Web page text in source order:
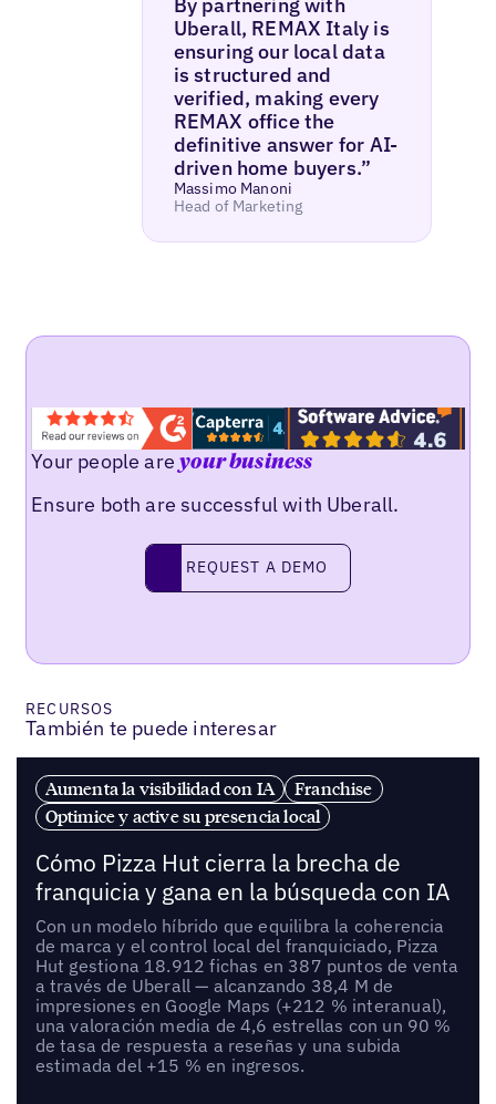
Uberall, REMAX Italy is
ensuring our local data
is structured and
verified, making every
REMAX office the
definitive answer for AI-
driven home buyers.”
Massimo Manoni
Head of Marketing
Your people areyour business
Ensure both are successful with Uberall.
request a demo
REQUEST A DEMO
RECURSOS
También te puede interesar
Aumenta la visibilidad con IA
Franchise
Optimice y active su presencia local
Cómo Pizza Hut cierra la brecha de
franquicia y gana en la búsqueda con IA
Con un modelo híbrido que equilibra la coherencia
de marca y el control local del franquiciado, Pizza
Hut gestiona 18.912 fichas en 387 puntos de venta
a través de Uberall — alcanzando 38,4 M de
impresiones en Google Maps (+212 % interanual),
una valoración media de 4,6 estrellas con un 90 %
de tasa de respuesta a reseñas y una subida
estimada del +15 % en ingresos.